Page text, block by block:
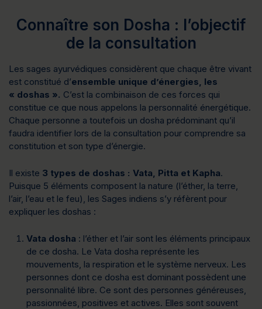
Connaître son Dosha : l’objectif
de la consultation
Les sages ayurvédiques considèrent que chaque être vivant
est constitué d’ensemble unique d’énergies, les
« doshas ». C’est la combinaison de ces forces qui
constitue ce que nous appelons la personnalité énergétique.
Chaque personne a toutefois un dosha prédominant qu’il
faudra identifier lors de la consultation pour comprendre sa
constitution et son type d’énergie.
Il existe 3 types de doshas : Vata, Pitta et Kapha.
Puisque 5 éléments composent la nature (l’éther, la terre,
l’air, l’eau et le feu), les Sages indiens s’y réfèrent pour
expliquer les doshas :
Vata dosha : l’éther et l’air sont les éléments principaux
de ce dosha. Le Vata dosha représente les
mouvements, la respiration et le système nerveux. Les
personnes dont ce dosha est dominant possèdent une
personnalité libre. Ce sont des personnes généreuses,
passionnées, positives et actives. Elles sont souvent